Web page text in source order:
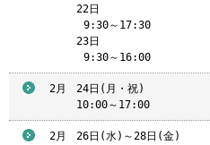
22日
9:30～17:30
23日
9:30～16:00
2月
24日(月・祝)
10:00～17:00
2月
26日(水)～28日(金)